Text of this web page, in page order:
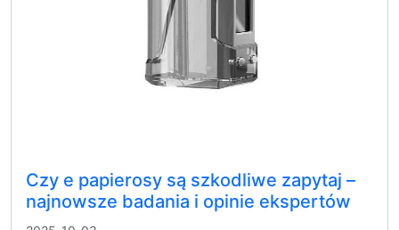
Czy e papierosy są szkodliwe zapytaj –
najnowsze badania i opinie ekspertów